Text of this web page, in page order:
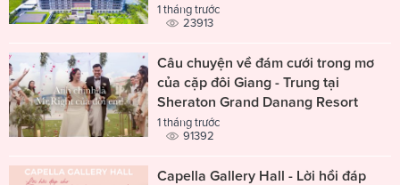
1 tháng trước
23913
Câu chuyện về đám cưới trong mơ
của cặp đôi Giang - Trung tại
Sheraton Grand Danang Resort
1 tháng trước
91392
Capella Gallery Hall - Lời hồi đáp